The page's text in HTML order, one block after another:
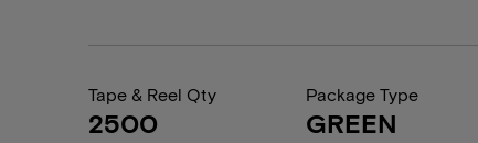
Tape & Reel Qty
2500
Package Type
GREEN